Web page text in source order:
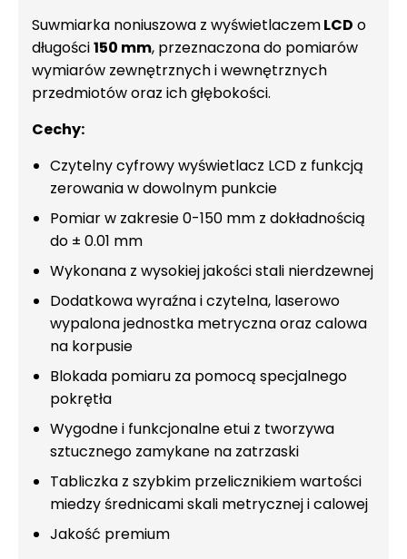
Suwmiarka noniuszowa z wyświetlaczemLCD o
długości150 mm, przeznaczona do pomiarów
wymiarów zewnętrznych i wewnętrznych
przedmiotów oraz ich głębokości.
Cechy:
Czytelny cyfrowy wyświetlacz LCD z funkcją
zerowania w dowolnym punkcie
Pomiar w zakresie 0-150 mm z dokładnością
do ± 0.01 mm
Wykonana z wysokiej jakości stali nierdzewnej
Dodatkowa wyraźna i czytelna, laserowo
wypalona jednostka metryczna oraz calowa
na korpusie
Blokada pomiaru za pomocą specjalnego
pokrętła
Wygodne i funkcjonalne etui z tworzywa
sztucznego zamykane na zatrzaski
Tabliczka z szybkim przelicznikiem wartości
miedzy średnicami skali metrycznej i calowej
Jakość premium